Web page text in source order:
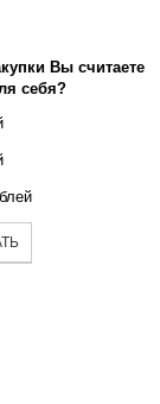
Вы считаете
себя?